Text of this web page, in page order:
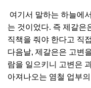
여기서 말하는 하늘에
는 것이었다. 즉 제갈은
직책을 줘야 한다고 직
다음날, 제갈은은 고변
람을 일으키니 고변은
아져나오는 염철 업부